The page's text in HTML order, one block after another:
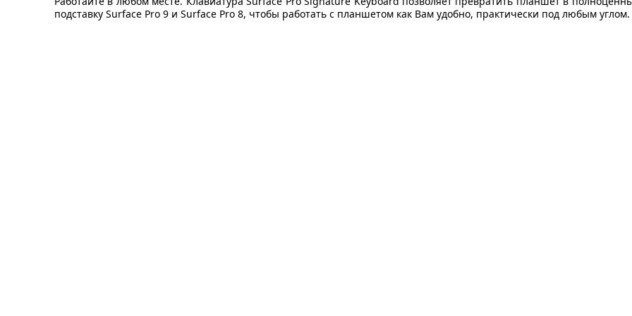
подставку Surface Pro 9 и Surface Pro 8, чтобы работать с планшетом как Вам удобно, практически под любым углом.